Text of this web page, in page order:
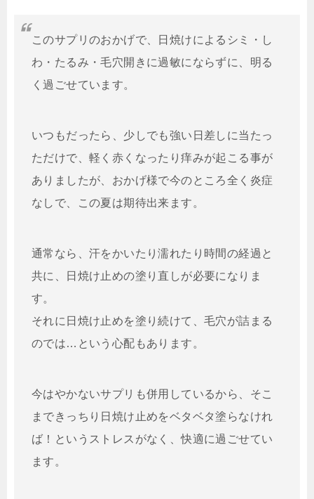
このサプリのおかげで、日焼けによるシミ・し
わ・たるみ・毛穴開きに過敏にならずに、明る
く過ごせています。
いつもだったら、少しでも強い日差しに当たっ
ただけで、軽く赤くなったり痒みが起こる事が
ありましたが、おかげ様で今のところ全く炎症
なしで、この夏は期待出来ます。
通常なら、汗をかいたり濡れたり時間の経過と
共に、日焼け止めの塗り直しが必要になりま
す。
それに日焼け止めを塗り続けて、毛穴が詰まる
のでは…という心配もあります。
今はやかないサプリも併用しているから、そこ
まできっちり日焼け止めをベタベタ塗らなけれ
ば！というストレスがなく、快適に過ごせてい
ます。